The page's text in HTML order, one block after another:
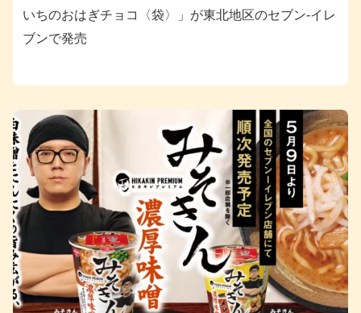
いちのおはぎチョコ〈袋〉」が東北地区のセブン-イレ
ブンで発売